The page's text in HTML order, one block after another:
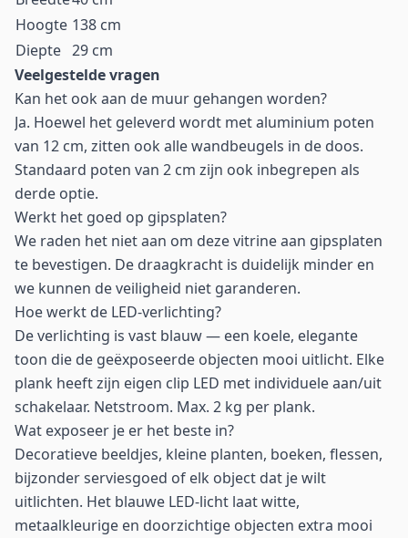
Hoogte 138 cm
Diepte 29 cm
Veelgestelde vragen
Kan het ook aan de muur gehangen worden?
Ja. Hoewel het geleverd wordt met aluminium poten
van 12 cm, zitten ook alle wandbeugels in de doos.
Standaard poten van 2 cm zijn ook inbegrepen als
derde optie.
Werkt het goed op gipsplaten?
We raden het niet aan om deze vitrine aan gipsplaten
te bevestigen. De draagkracht is duidelijk minder en
we kunnen de veiligheid niet garanderen.
Hoe werkt de LED-verlichting?
De verlichting is vast blauw — een koele, elegante
toon die de geëxposeerde objecten mooi uitlicht. Elke
plank heeft zijn eigen clip LED met individuele aan/uit
schakelaar. Netstroom. Max. 2 kg per plank.
Wat exposeer je er het beste in?
Decoratieve beeldjes, kleine planten, boeken, flessen,
bijzonder serviesgoed of elk object dat je wilt
uitlichten. Het blauwe LED-licht laat witte,
metaalkleurige en doorzichtige objecten extra mooi